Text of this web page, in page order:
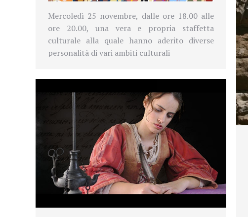
Mercoledì 25 novembre, dalle ore 18.00 alle
ore 20.00, una vera e propria staffetta
culturale alla quale hanno aderito diverse
personalità di vari ambiti culturali